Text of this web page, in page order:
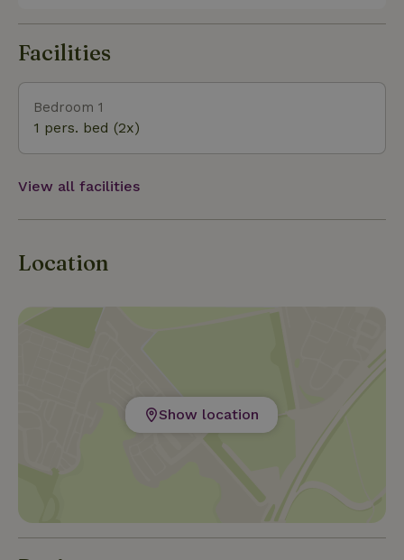
cottage. This bus also passes by the Driebergen-
Facilities
Bedroom 1
1 pers. bed (2x)
View all facilities
Location
Show location